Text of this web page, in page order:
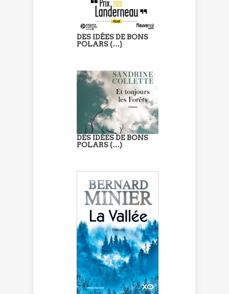
DES IDÉES DE BONS
POLARS (…)
DES IDÉES DE BONS
POLARS (…)